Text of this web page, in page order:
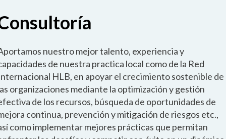
nuestro mejor talento, experiencia y
de nuestra practica local como de la Red
HLB, en apoyar el crecimiento sostenible de
organizaciones mediante la optimización y gestión
de los recursos, búsqueda de oportunidades de
continua, prevención y mitigación de riesgos etc.,
como implementar mejores prácticas que permitan